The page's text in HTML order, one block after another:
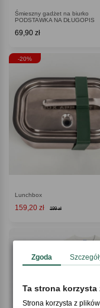
Śmieszny gadżet na biurko
PODSTAWKA NA DŁUGOPIS
69,90 zł
-20%
Lunchbox
159,20 zł 199 zł
Zgoda
Ta strona
Strona korzysta z